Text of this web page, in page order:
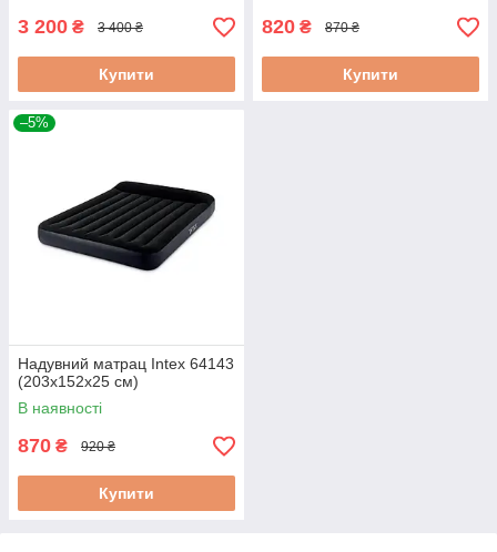
3 200 ₴ 3 400 ₴
Купити
820 ₴ 870 ₴
Купити
–5%
Надувний матрац Intex 64143
(203x152x25 см)
В наявності
870 ₴ 920 ₴
Купити